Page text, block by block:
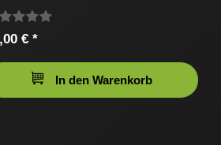
€ *
In den Warenkorb